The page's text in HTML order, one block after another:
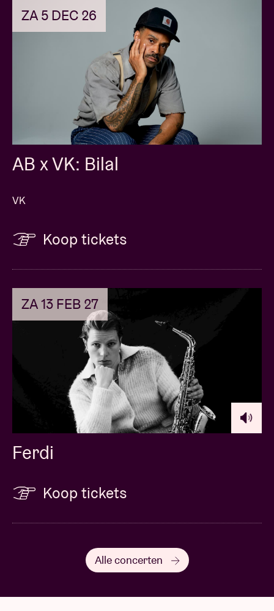
ZA 5 DEC 26
AB x VK: Bilal
VK
Koop tickets
ZA 13 FEB 27
Ferdi
Koop tickets
Alle concerten